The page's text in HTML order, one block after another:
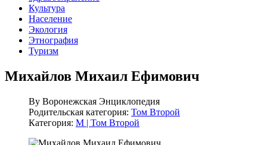
Культура
Население
Экология
Этнография
Туризм
Михайлов Михаил Ефимович
By Воронежская Энциклопедия
Родительская категория: Том Второй
Категория: М | Том Второй